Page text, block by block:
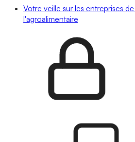
Votre veille sur les entreprises
l'agroalimentaire